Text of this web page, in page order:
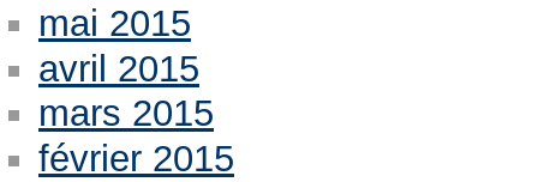
mai 2015
avril 2015
mars 2015
février 2015